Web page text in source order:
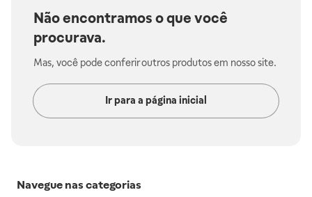
Não encontramos o que você
procurava.
Mas, você pode conferir outros produtos em nosso site.
Ir para a página inicial
Navegue nas categorias